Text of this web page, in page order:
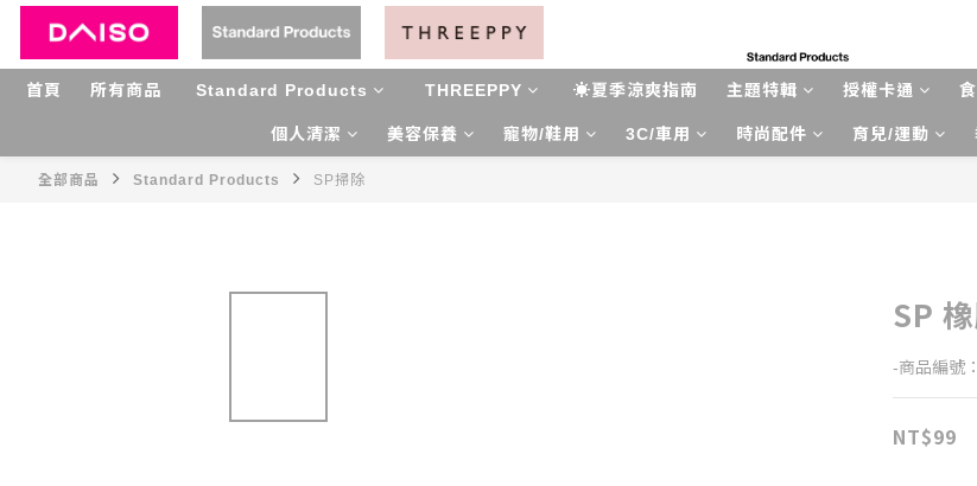
首頁 所有商品 Standard Products THREEPPY ☀夏季涼爽指南 主題特輯 授權卡通
個人清潔 美容保養 寵物/鞋用 3C/車用 時尚配件 育兒/運動
全部商品 Standard Products SP掃除
SP
-商品編號
NT$99